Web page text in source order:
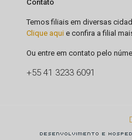
Contato
Temos filiais em diversas
Clique aqui e confira a filial
Ou entre em contato pelo
+55 41 3233 6091